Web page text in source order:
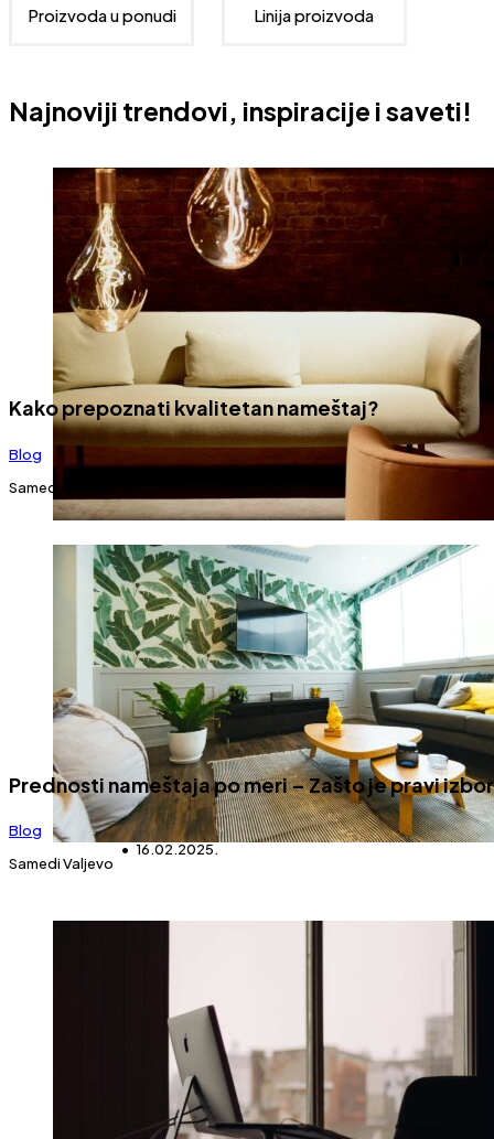
Proizvoda u ponudi Linija proizvoda
Najnoviji trendovi, inspiracije i saveti!
Kako prepoznati kvalitetan nameštaj?
Blog
Samedi Valjevo
19.03.2025.
Prednosti nameštaja po meri – Zašto je pravi
Blog
Samedi Valjevo
16.02.2025.